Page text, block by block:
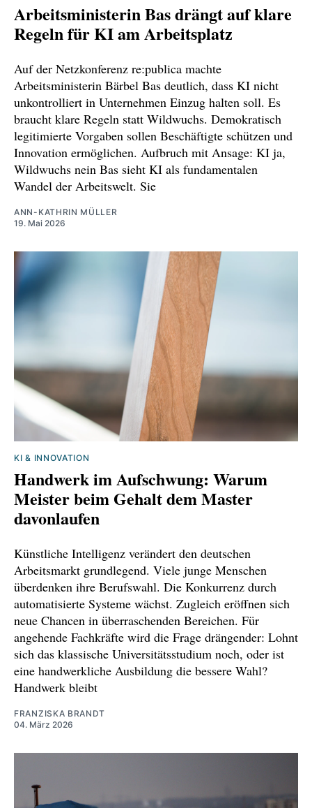
Arbeitsministerin Bas drängt auf klare
Regeln für KI am Arbeitsplatz
Auf der Netzkonferenz re:publica machte
Arbeitsministerin Bärbel Bas deutlich, dass KI nicht
unkontrolliert in Unternehmen Einzug halten soll. Es
braucht klare Regeln statt Wildwuchs. Demokratisch
legitimierte Vorgaben sollen Beschäftigte schützen und
Innovation ermöglichen. Aufbruch mit Ansage: KI ja,
Wildwuchs nein Bas sieht KI als fundamentalen
Wandel der Arbeitswelt. Sie
ANN-KATHRIN MÜLLER
19. Mai 2026
KI & INNOVATION
Handwerk im Aufschwung: Warum
Meister beim Gehalt dem Master
davonlaufen
Künstliche Intelligenz verändert den deutschen
Arbeitsmarkt grundlegend. Viele junge Menschen
überdenken ihre Berufswahl. Die Konkurrenz durch
automatisierte Systeme wächst. Zugleich eröffnen sich
neue Chancen in überraschenden Bereichen. Für
angehende Fachkräfte wird die Frage drängender: Lohnt
sich das klassische Universitätsstudium noch, oder ist
eine handwerkliche Ausbildung die bessere Wahl?
Handwerk bleibt
FRANZISKA BRANDT
04. März 2026